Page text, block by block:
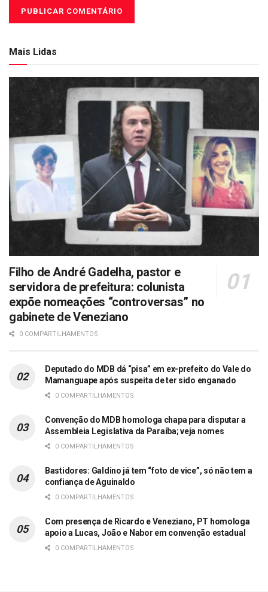
Mais Lidas
Filho de André Gadelha, pastor e
servidora de prefeitura: colunista
expõe nomeações “controversas” no
gabinete de Veneziano
0 COMPARTILHAMENTOS
Deputado do MDB dá “pisa” em ex-prefeito do Vale do
Mamanguape após suspeita de ter sido enganado
0 COMPARTILHAMENTOS
Convenção do MDB homologa chapa para disputar a
Assembleia Legislativa da Paraíba; veja nomes
0 COMPARTILHAMENTOS
Bastidores: Galdino já tem “foto de vice”, só não tem a
confiança de Aguinaldo
0 COMPARTILHAMENTOS
Com presença de Ricardo e Veneziano, PT homologa
apoio a Lucas, João e Nabor em convenção estadual
0 COMPARTILHAMENTOS